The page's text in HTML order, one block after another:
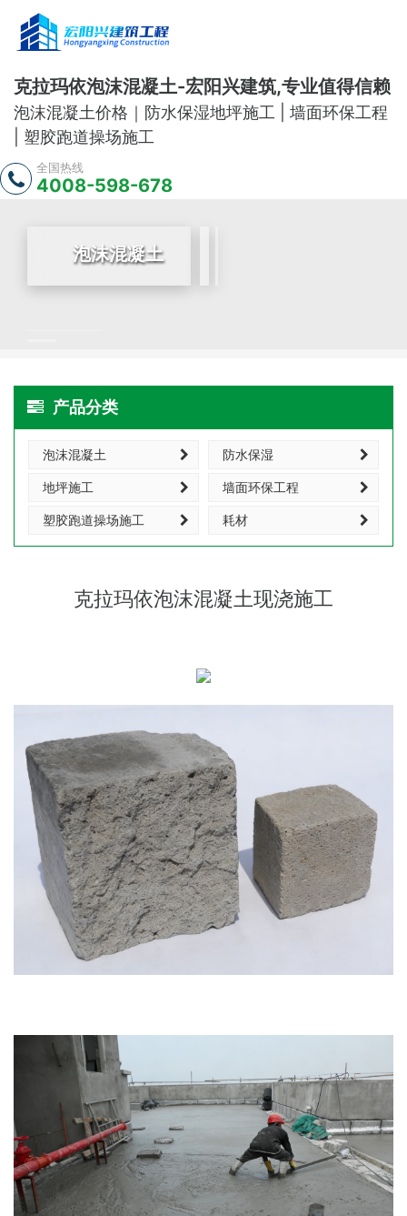
克拉玛依泡沫混凝土-宏阳兴建筑,专业值得信赖
泡沫混凝土价格｜防水保湿地坪施工 | 墙面环保工程
| 塑胶跑道操场施工
全国热线
4008-598-678
泡沫混凝土
产品分类
泡沫混凝土 防水保湿
地坪施工 墙面环保工程
塑胶跑道操场施工 耗材
克拉玛依泡沫混凝土现浇施工